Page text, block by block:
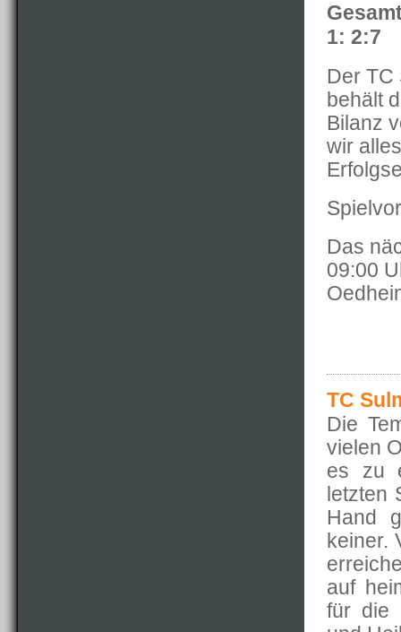
1: 2:7
Der TC
behält
Bilanz
wir
Das
09:00
TC
Die
vielen
es zu
letzten
Hand
keiner.
auf
für die